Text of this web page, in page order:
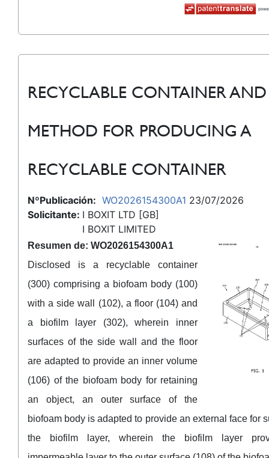
RECYCLABLE CONTAINER AND
METHOD FOR PRODUCING A
RECYCLABLE CONTAINER
NºPublicación: WO2026154300A1 23/07/2026
Solicitante: I BOXIT LTD [GB]
I BOXIT LIMITED
Resumen de: WO2026154300A1
Disclosed is a recyclable container
(300) comprising a biofoam body (100)
with a side wall (102), a floor (104) and
a biofilm layer (302), wherein inner
surfaces of the side wall and the floor
are adapted to provide an inner volume
(106) of the biofoam body for retaining
an object, an outer surface of the
biofoam body is adapted to provide an external face for
the biofilm layer, wherein the biofilm layer